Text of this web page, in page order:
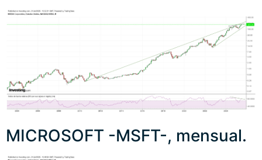
MICROSOFT -MSFT-, mensual.